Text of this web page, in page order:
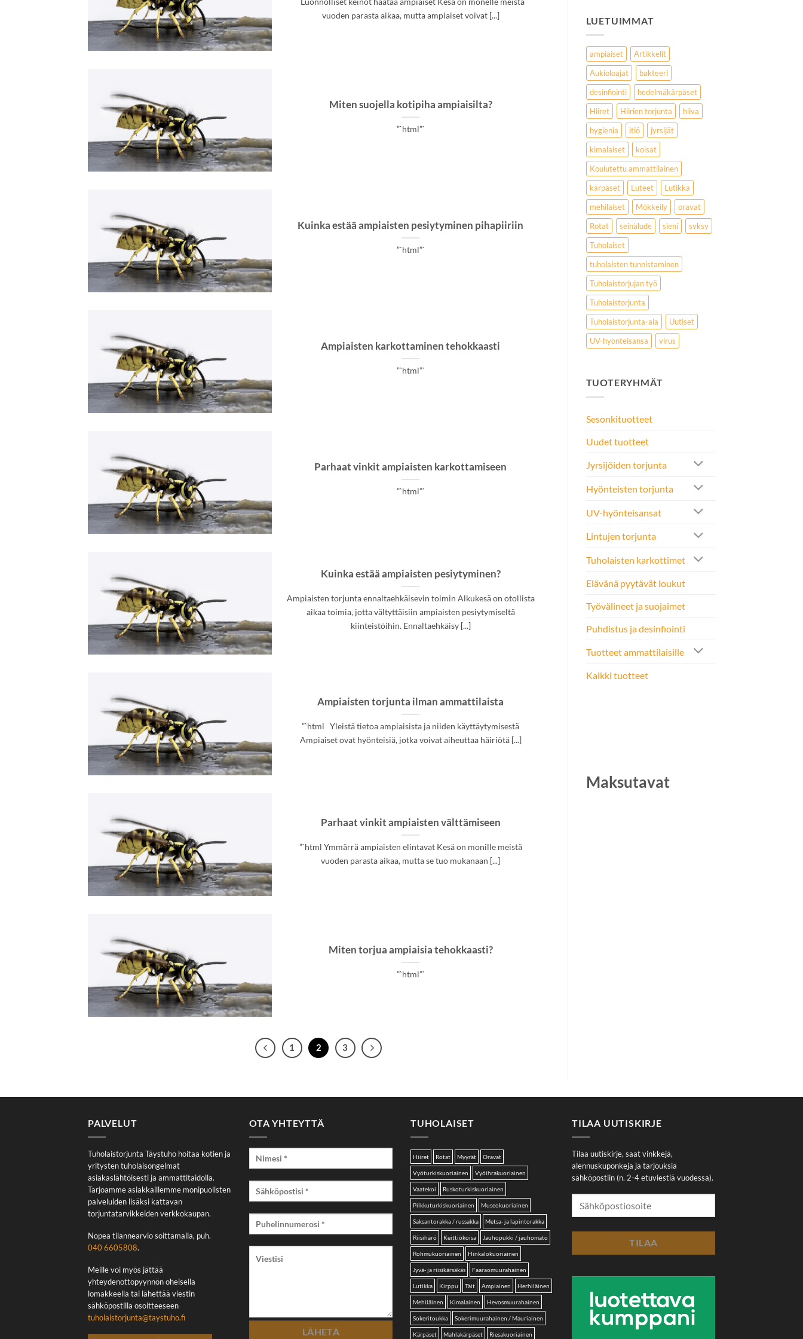
vuoden parasta aikaa, mutta ampiaiset voivat [...]
Miten suojella kotipiha ampiaisilta?
”`html”`
Kuinka estää ampiaisten pesiytyminen pihapiiriin
”`html”`
Ampiaisten karkottaminen tehokkaasti
”`html”`
Parhaat vinkit ampiaisten karkottamiseen
”`html”`
Kuinka estää ampiaisten pesiytyminen?
Ampiaisten torjunta ennaltaehkäisevin toimin Alkukesä on otollista
aikaa toimia, jotta vältyttäisiin ampiaisten pesiytymiseltä
kiinteistöihin. Ennaltaehkäisy [...]
Ampiaisten torjunta ilman ammattilaista
”`html Yleistä tietoa ampiaisista ja niiden käyttäytymisestä
Ampiaiset ovat hyönteisiä, jotka voivat aiheuttaa häiriötä [...]
Parhaat vinkit ampiaisten välttämiseen
”`html Ymmärrä ampiaisten elintavat Kesä on monille meistä
vuoden parasta aikaa, mutta se tuo mukanaan [...]
Miten torjua ampiaisia tehokkaasti?
”`html”`
1 2 3
LUETUIMMAT
ampiaiset
Artikkelit
Aukioloajat
bakteeri
desinfiointi
hedelmäkärpäset
Hiiret
Hiirien torjunta
hiiva
hygienia
itiö
jyrsijät
kimalaiset
koisat
Koulutettu ammattilainen
kärpäset
Luteet
Lutikka
mehiläiset
Mökkeily
oravat
Rotat
seinälude sieni
syksy
Tuholaiset
tuholaisten tunnistaminen
Tuholaistorjujan työ
Tuholaistorjunta
Tuholaistorjunta-ala
Uutiset
UV-hyönteisansa
virus
TUOTERYHMÄT
Sesonkituotteet
Uudet tuotteet
Jyrsijöiden torjunta
Hyönteisten torjunta
UV-hyönteisansat
Lintujen torjunta
Tuholaisten karkottimet
Elävänä pyytävät loukut
Työvälineet ja suojaimet
Puhdistus ja desinfiointi
Tuotteet ammattilaisille
Kaikki tuotteet
Maksutavat
PALVELUT
Tuholaistorjunta Täystuho hoitaa kotien ja
yritysten tuholaisongelmat
asiakaslähtöisesti ja ammattitaidolla.
Tarjoamme asiakkaillemme monipuolisten
palveluiden lisäksi kattavan
torjuntatarvikkeiden verkkokaupan.
Nopea tilannearvio soittamalla, puh.
040 6605808.
Meille voi myös jättää
yhteydenottopyynnön oheisella
lomakkeella tai lähettää viestin
sähköpostilla osoitteeseen
tuholaistorjunta@taystuho.fi
OTA YHTEYTTÄ TUHOLAISET
Hiiret Rotat Myyrät Oravat
Vyöturkiskuoriainen Vyöihrakuoriainen
Vaatekoi Ruskoturkiskuoriainen
Pilkkuturkiskuoriainen Museokuoriainen
Saksantorakka / russakka Metsa- ja lapintorakka
Riisihärö Keittiökoisa Jauhopukki / jauhomato
Rohmukuoriainen Hinkalokuoriainen
Jyvä- ja riisikärsäkäs Faaraomuurahainen
Lutikka Kirppu Täit Ampiainen Herhiläinen
Mehiläinen Kimalainen Hevosmuurahainen
Sokeritoukka Sokerimuurahainen / Mauriainen
Kärpäset Mahlakärpäset Riesakuoriainen
TILAA UUTISKIRJE
Tilaa uutiskirje, saat vinkkejä,
alennuskuponkeja ja tarjouksia
sähköpostiin (n. 2-4 etuviestiä vuodessa).